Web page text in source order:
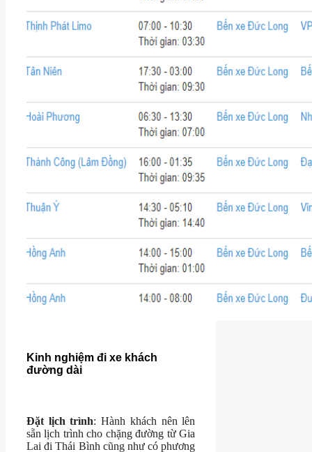
Kinh nghiệm đi xe khách
đường dài
Đặt lịch trình: Hành khách nên lên
sẵn lịch trình cho chặng đường từ Gia
Lai đi Thái Bình cũng như có phương